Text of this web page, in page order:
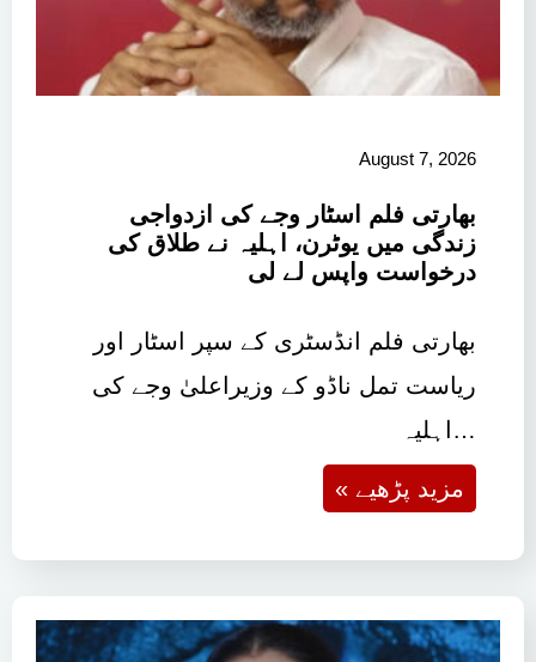
August 7, 2026
بھارتی فلم اسٹار وجے کی ازدواجی
درخواست واپس لے لی
بھارتی فلم انڈسٹری کے سپر اسٹار اور
ریاست تمل ناڈو کے وزیراعلیٰ وجے کی
اہلیہ…